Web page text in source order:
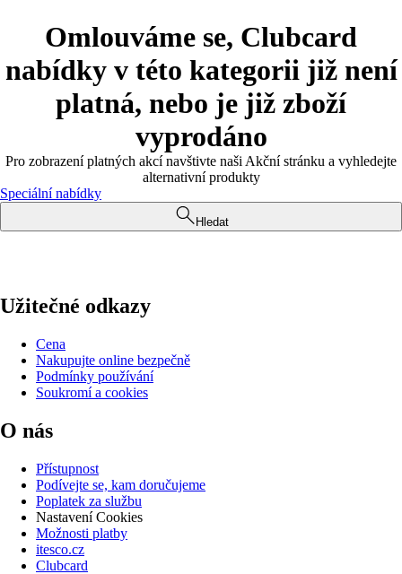
Omlouváme se, Clubcard
nabídky v této kategorii již není
platná, nebo je již zboží
vyprodáno
Pro zobrazení platných akcí navštivte naši Akční stránku a vyhledejte
alternativní produkty
Speciální nabídky
Hledat
Užitečné odkazy
Cena
Nakupujte online bezpečně
Podmínky používání
Soukromí a cookies
O nás
Přístupnost
Podívejte se, kam doručujeme
Poplatek za službu
Nastavení Cookies
Možnosti platby
itesco.cz
Clubcard